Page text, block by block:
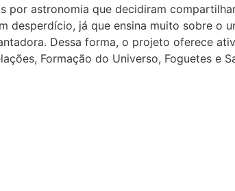
por astronomia que decidiram
desperdício, já que ensina muito sobre o
Dessa forma, o projeto oferece
Formação do Universo, Foguetes e